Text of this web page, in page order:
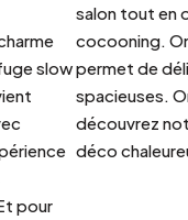
slow
pour
salon tout en
cocooning.
permet de
spacieuses.
découvrez
déco